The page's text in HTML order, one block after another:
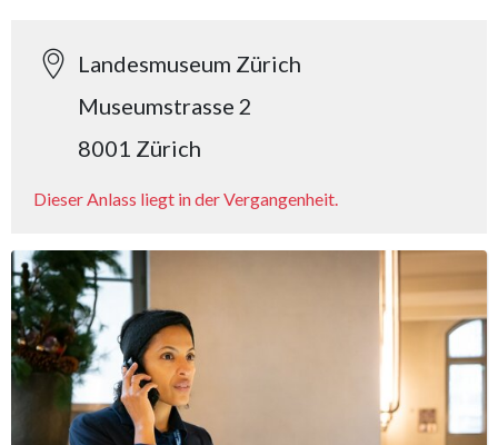
Landesmuseum Zürich
Museumstrasse 2
8001 Zürich
Dieser Anlass liegt in der Vergangenheit.